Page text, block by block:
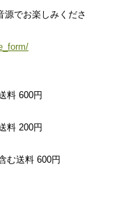
源でお楽しみくださ
料 600円
料 200円
む送料 600円